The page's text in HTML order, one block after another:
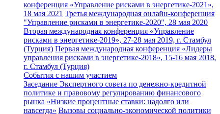
конференция «Управление рисками в энергетике-2021»,
18 мая 2021 Третья международная онлайн-конференция
"Управление рисками в энергетике-2020", 28 мая 2020
Вторая международная конференция «Управление
рисками в энергетике-2019», 27-28 мая 2019, г. Стамбул
(Турция) Первая международная конференция «Лидеры
управления рисками в энергетике-2018», 15-16 мая 2018,
г. Стамбул (Турция)
События с нашим участием
Заседание Экспертного совета по денежно-кредитной
политике и правовому регулированию финансового
рынка «Низкие процентные ставки: надолго или
навсегда» Вызовы социально-экономической политики